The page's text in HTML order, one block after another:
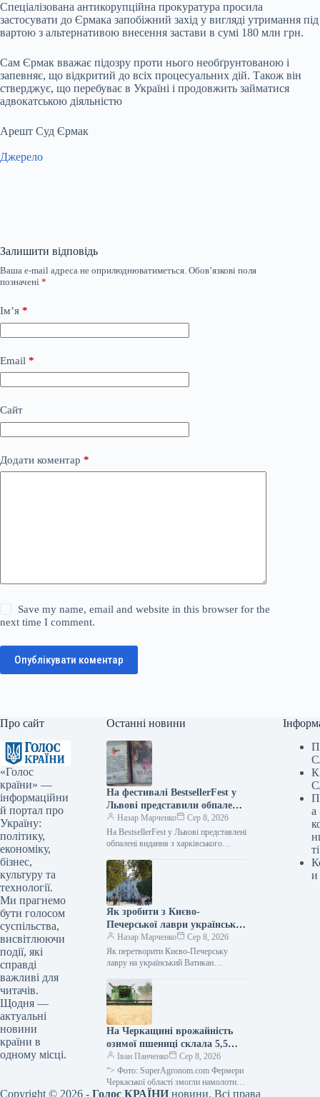
‎‎Спеціалізована антикорупційна прокуратура просила
застосувати до Єрмака запобіжний захід у вигляді утримання під
вартою з альтернативою внесення застави в сумі 180 млн грн.
Сам Єрмак вважає підозру проти нього необґрунтованою і
запевняє, що відкритий до всіх процесуальних дій. Також він
стверджує, що перебуває в Україні і продовжить займатися
адвокатською діяльністю
Арешт Суд Єрмак
Джерело
Залишити відповідь
Ваша e-mail адреса не оприлюднюватиметься. Обов’язкові поля
позначені *
Ім’я *
Email *
Сайт
Додати коментар *
Save my name, email and website in this browser for the
next time I comment.
Опублікувати коментар
Про сайт
«Голос
країни» —
інформаційни
й портал про
Україну:
політику,
економіку,
бізнес,
культуру та
технології.
Ми прагнемо
бути голосом
суспільства,
висвітлюючи
події, які
справді
важливі для
читачів.
Щодня —
актуальні
новини
країни в
одному місці.
Останні новини
На фестивалі BestsellerFest у
Львові представили обпалені
книги з харківського складу,
який постраждав від
російського обстрілу.
Назар Марченко
Сер 8, 2026
На BestsellerFest у Львові представлені
обпалені видання з харківського
08.08.2026 08:54 Укрінформ
Видавництво “Фабула” та…
Як зробити з Києво-
Печерської лаври український
Ватикан
Назар Марченко
Сер 8, 2026
Як перетворити Києво-Печерську
лавру на український Ватикан
України розповіли, що вони можуть
для цього зробити Під…
На Черкащині врожайність
озимої пшениці склала 5,5
тонни з гектара, а ярого
ячменю — 4,99 тонни з
гектара — SuperAgronom.com
Іван Панченко
Сер 8, 2026
“> Фото: SuperAgronom.com Фермери
Черкаської області змогли намолотити
понад 1 мільйон тонн зерна нового
а
ті
и
Copyright © 2026 - Голос КРАЇНИ новини. Всі права